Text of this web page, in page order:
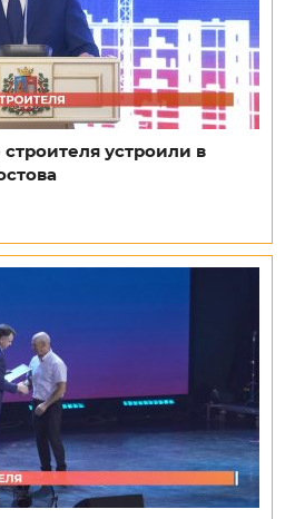
устроили в